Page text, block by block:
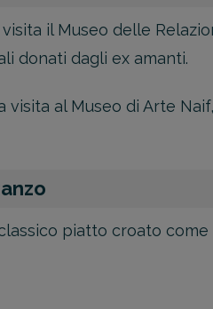
visita il Museo delle
donati dagli ex amanti.
visita al Museo di Arte
piatto croato